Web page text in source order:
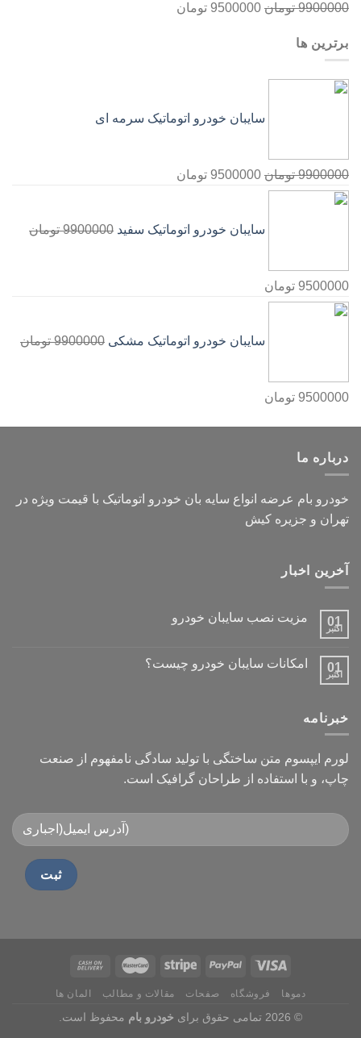
9900000 تومان 9500000 تومان
برترین ها
سایبان خودرو اتوماتیک سرمه ای
9900000 تومان 9500000 تومان
سایبان خودرو اتوماتیک سفید 9900000 تومان
9500000 تومان
سایبان خودرو اتوماتیک مشکی 9900000 تومان
9500000 تومان
درباره ما
خودرو بام عرضه انواع سایه بان خودرو اتوماتیک با قیمت ویژه در
تهران و جزیره کیش
آخرین اخبار
01
اکتبر
مزیت نصب سایبان خودرو
01
اکتبر
امکانات سایبان خودرو چیست؟
خبرنامه
لورم ایپسوم متن ساختگی با تولید سادگی نامفهوم از صنعت
چاپ، و با استفاده از طراحان گرافیک است.
دموها فروشگاه صفحات مقالات و مطالب المان ها
© 2026 تمامی حقوق برای خودرو بام محفوظ است.